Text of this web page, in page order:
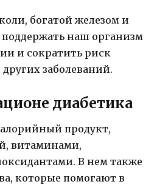
богатой железом и
наш организм
и сократить риск
заболеваний.
диабетика
продукт,
витаминами,
В нем также
которые помогают в